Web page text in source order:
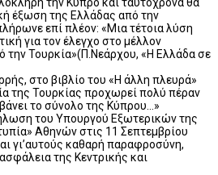
έξωση της Ελλάδας από την
επί πλέον: «Μια τέτοια λύση
για τον έλεγχο στο μέλλον
την Τουρκία»(Π.Νεάρχου, «Η Ελλάδα σε
στο βιβλίο του «Η άλλη πλευρά»
της Τουρκίας προχωρεί πολύ πέραν
το σύνολο της Κύπρου…»
του Υπουργού Εξωτερικών της
Αθηνών στις 11 Σεπτεμβρίου
γι’αυτούς καθαρή παραφροσύνη,
της Κεντρικής και